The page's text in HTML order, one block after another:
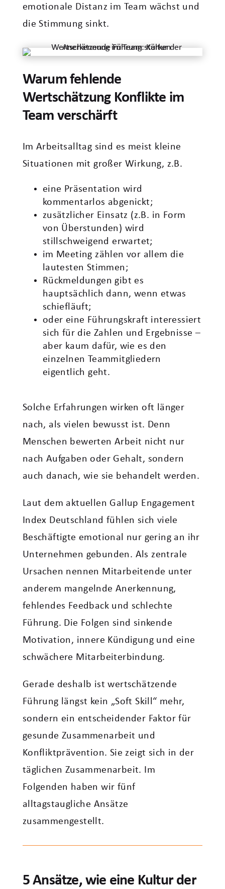
emotionale Distanz im Team wächst und
die Stimmung sinkt.
Warum fehlende
Wertschätzung Konflikte im
Team verschärft
Im Arbeitsalltag sind es meist kleine
Situationen mit großer Wirkung, z.B.
eine Präsentation wird
kommentarlos abgenickt;
zusätzlicher Einsatz (z.B. in Form
von Überstunden) wird
stillschweigend erwartet;
im Meeting zählen vor allem die
lautesten Stimmen;
Rückmeldungen gibt es
hauptsächlich dann, wenn etwas
schiefläuft;
oder eine Führungskraft interessiert
sich für die Zahlen und Ergebnisse –
aber kaum dafür, wie es den
einzelnen Teammitgliedern
eigentlich geht.
Solche Erfahrungen wirken oft länger
nach, als vielen bewusst ist. Denn
Menschen bewerten Arbeit nicht nur
nach Aufgaben oder Gehalt, sondern
auch danach, wie sie behandelt werden.
Laut dem aktuellen Gallup Engagement
Index Deutschland fühlen sich viele
Beschäftigte emotional nur gering an ihr
Unternehmen gebunden. Als zentrale
Ursachen nennen Mitarbeitende unter
anderem mangelnde Anerkennung,
fehlendes Feedback und schlechte
Führung. Die Folgen sind sinkende
Motivation, innere Kündigung und eine
schwächere Mitarbeiterbindung.
Gerade deshalb ist wertschätzende
Führung längst kein „Soft Skill“ mehr,
sondern ein entscheidender Faktor für
gesunde Zusammenarbeit und
Konfliktprävention. Sie zeigt sich in der
täglichen Zusammenarbeit. Im
Folgenden haben wir fünf
alltagstaugliche Ansätze
zusammengestellt.
5 Ansätze, wie eine Kultur der